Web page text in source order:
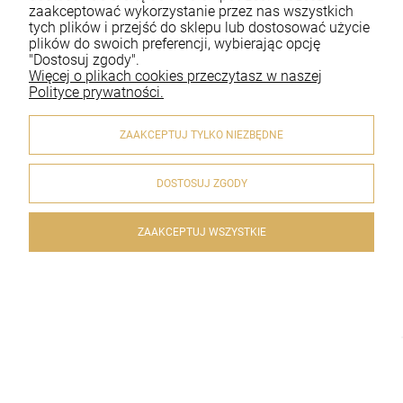
Płatności i dostawa
Informacje
O nas
© 2020 artykulyreligijne.pl . Wszelkie prawa zastrzeżone.
Styl graficzny i aplikacje ShopGadget.pl
Sklep internetowy
zaakceptować wykorzystanie przez nas wszystkich
tych plików i przejść do sklepu lub dostosować użycie
plików do swoich preferencji, wybierając opcję
"Dostosuj zgody".
Więcej o plikach cookies przeczytasz w naszej
Polityce prywatności.
ZAAKCEPTUJ TYLKO NIEZBĘDNE
DOSTOSUJ ZGODY
ZAAKCEPTUJ WSZYSTKIE